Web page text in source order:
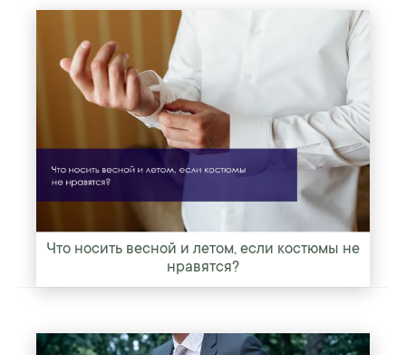
Что носить весной и летом, если костюмы не
нравятся?